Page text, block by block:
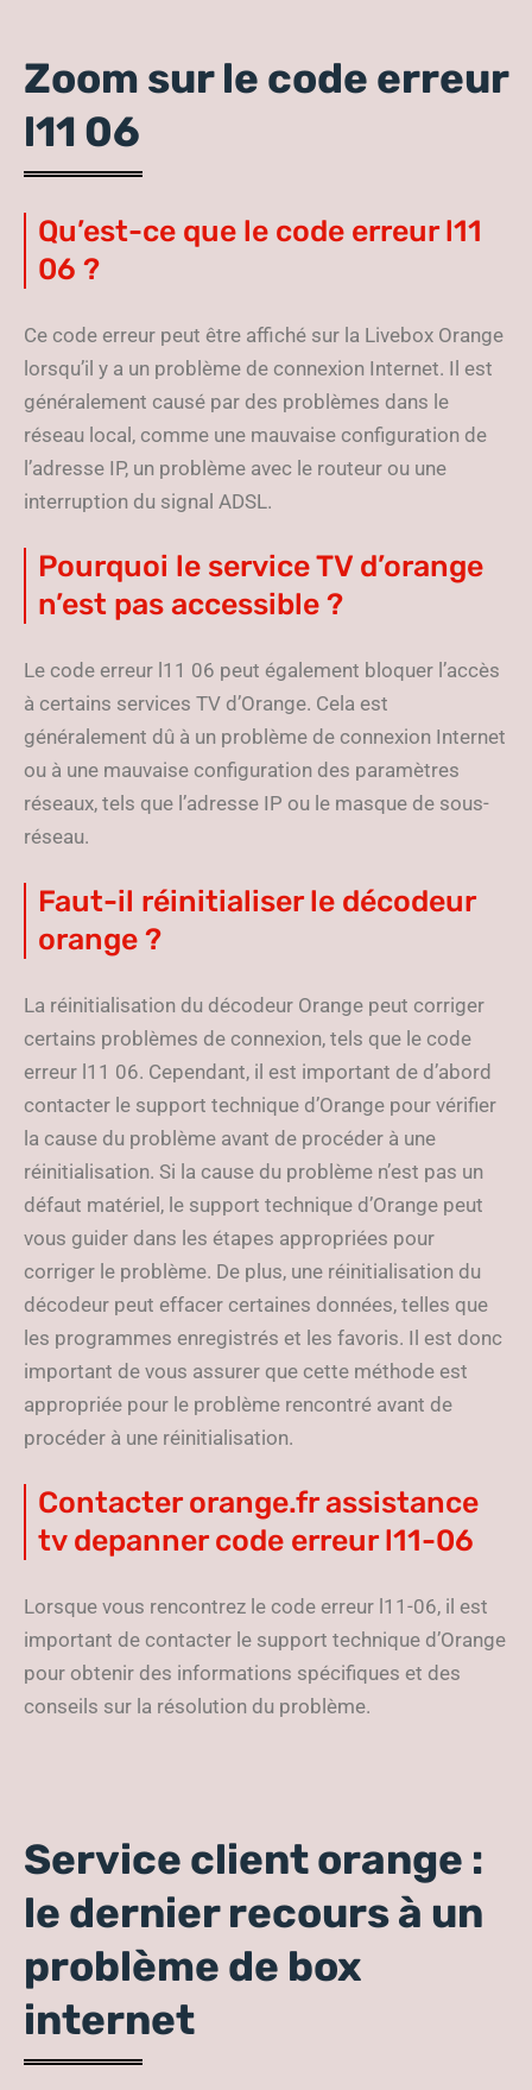
Zoom sur le code erreur
l11 06
Qu’est-ce que le code erreur l11
06 ?
Ce code erreur peut être affiché sur la Livebox Orange
lorsqu’il y a un problème de connexion Internet. Il est
généralement causé par des problèmes dans le
réseau local, comme une mauvaise configuration de
l’adresse IP, un problème avec le routeur ou une
interruption du signal ADSL.
Pourquoi le service TV d’orange
n’est pas accessible ?
Le code erreur l11 06 peut également bloquer l’accès
à certains services TV d’Orange. Cela est
généralement dû à un problème de connexion Internet
ou à une mauvaise configuration des paramètres
réseaux, tels que l’adresse IP ou le masque de sous-
réseau.
Faut-il réinitialiser le décodeur
orange ?
La réinitialisation du décodeur Orange peut corriger
certains problèmes de connexion, tels que le code
erreur l11 06. Cependant, il est important de d’abord
contacter le support technique d’Orange pour vérifier
la cause du problème avant de procéder à une
réinitialisation. Si la cause du problème n’est pas un
défaut matériel, le support technique d’Orange peut
vous guider dans les étapes appropriées pour
corriger le problème. De plus, une réinitialisation du
décodeur peut effacer certaines données, telles que
les programmes enregistrés et les favoris. Il est donc
important de vous assurer que cette méthode est
appropriée pour le problème rencontré avant de
procéder à une réinitialisation.
Contacter orange.fr assistance
tv depanner code erreur l11-06
Lorsque vous rencontrez le code erreur l11-06, il est
important de contacter le support technique d’Orange
pour obtenir des informations spécifiques et des
conseils sur la résolution du problème.
Service client orange :
le dernier recours à un
problème de box
internet